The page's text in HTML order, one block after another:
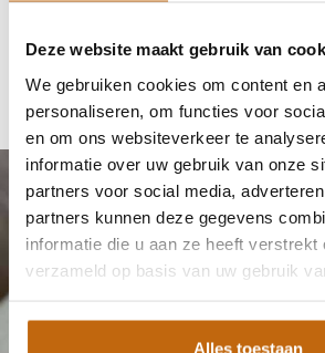
Deze website maakt gebruik van
We gebruiken cookies om content en
personaliseren, om functies voor
en om ons websiteverkeer te
informatie over uw gebruik van onze
partners voor social media,
partners kunnen deze gegevens
informatie die u aan ze heeft verstrekt
verzameld op basis van uw gebruik
Alles toestaan